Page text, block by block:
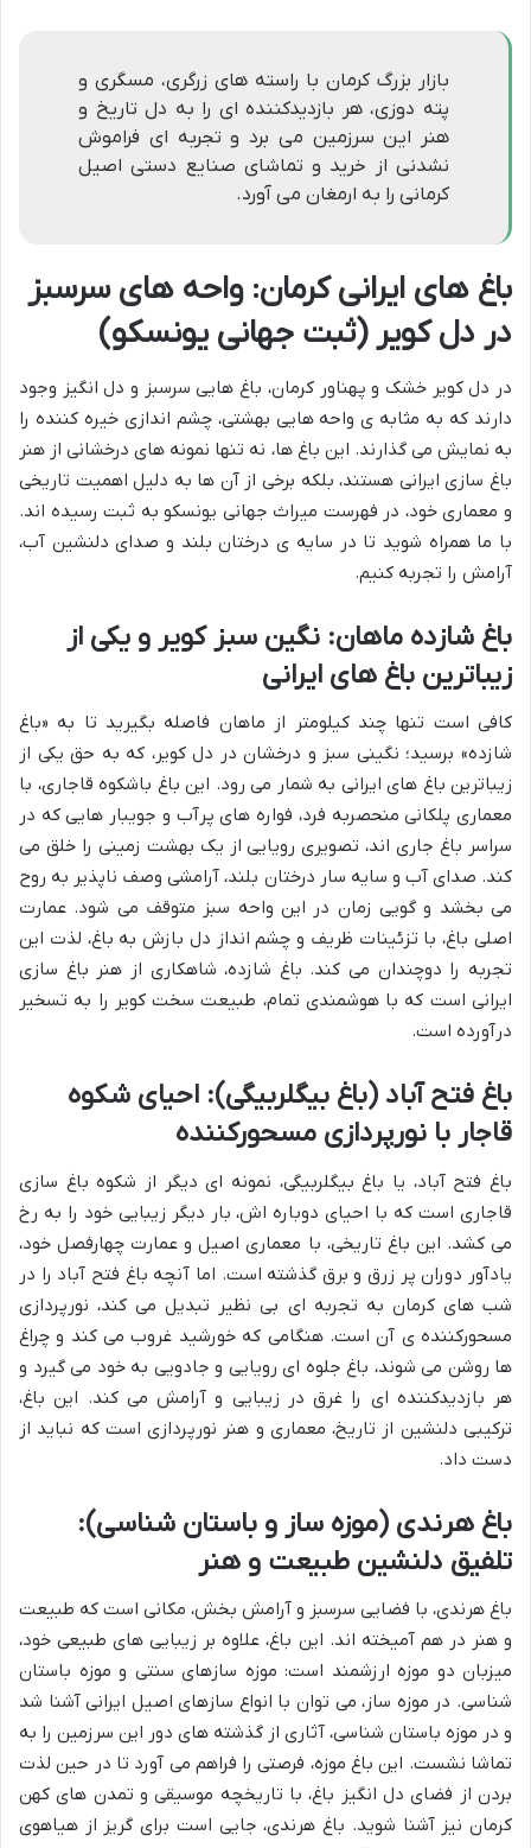
بازار بزرگ کرمان با راسته های زرگری، مسگری و
پته دوزی، هر بازدیدکننده ای را به دل تاریخ و
هنر این سرزمین می برد و تجربه ای فراموش
نشدنی از خرید و تماشای صنایع دستی اصیل
کرمانی را به ارمغان می آورد.
باغ های ایرانی کرمان: واحه های سرسبز
در دل کویر (ثبت جهانی یونسکو)
در دل کویر خشک و پهناور کرمان، باغ هایی سرسبز و دل انگیز وجود
دارند که به مثابه ی واحه هایی بهشتی، چشم اندازی خیره کننده را
به نمایش می گذارند. این باغ ها، نه تنها نمونه های درخشانی از هنر
باغ سازی ایرانی هستند، بلکه برخی از آن ها به دلیل اهمیت تاریخی
و معماری خود، در فهرست میراث جهانی یونسکو به ثبت رسیده اند.
با ما همراه شوید تا در سایه ی درختان بلند و صدای دلنشین آب،
آرامش را تجربه کنیم.
باغ شازده ماهان: نگین سبز کویر و یکی از
زیباترین باغ های ایرانی
کافی است تنها چند کیلومتر از ماهان فاصله بگیرید تا به «باغ
شازده» برسید؛ نگینی سبز و درخشان در دل کویر، که به حق یکی از
زیباترین باغ های ایرانی به شمار می رود. این باغ باشکوه قاجاری، با
معماری پلکانی منحصربه فرد، فواره های پرآب و جویبار هایی که در
سراسر باغ جاری اند، تصویری رویایی از یک بهشت زمینی را خلق می
کند. صدای آب و سایه سار درختان بلند، آرامشی وصف ناپذیر به روح
می بخشد و گویی زمان در این واحه سبز متوقف می شود. عمارت
اصلی باغ، با تزئینات ظریف و چشم انداز دل بازش به باغ، لذت این
تجربه را دوچندان می کند. باغ شازده، شاهکاری از هنر باغ سازی
ایرانی است که با هوشمندی تمام، طبیعت سخت کویر را به تسخیر
درآورده است.
باغ فتح آباد (باغ بیگلربیگی): احیای شکوه
قاجار با نورپردازی مسحورکننده
باغ فتح آباد، یا باغ بیگلربیگی، نمونه ای دیگر از شکوه باغ سازی
قاجاری است که با احیای دوباره اش، بار دیگر زیبایی خود را به رخ
می کشد. این باغ تاریخی، با معماری اصیل و عمارت چهارفصل خود،
یادآور دوران پر زرق و برق گذشته است. اما آنچه باغ فتح آباد را در
شب های کرمان به تجربه ای بی نظیر تبدیل می کند، نورپردازی
مسحورکننده ی آن است. هنگامی که خورشید غروب می کند و چراغ
ها روشن می شوند، باغ جلوه ای رویایی و جادویی به خود می گیرد و
هر بازدیدکننده ای را غرق در زیبایی و آرامش می کند. این باغ،
ترکیبی دلنشین از تاریخ، معماری و هنر نورپردازی است که نباید از
دست داد.
باغ هرندی (موزه ساز و باستان شناسی):
تلفیق دلنشین طبیعت و هنر
باغ هرندی، با فضایی سرسبز و آرامش بخش، مکانی است که طبیعت
و هنر در هم آمیخته اند. این باغ، علاوه بر زیبایی های طبیعی خود،
میزبان دو موزه ارزشمند است: موزه سازهای سنتی و موزه باستان
شناسی. در موزه ساز، می توان با انواع سازهای اصیل ایرانی آشنا شد
و در موزه باستان شناسی، آثاری از گذشته های دور این سرزمین را به
تماشا نشست. این باغ موزه، فرصتی را فراهم می آورد تا در حین لذت
بردن از فضای دل انگیز باغ، با تاریخچه موسیقی و تمدن های کهن
کرمان نیز آشنا شوید. باغ هرندی، جایی است برای گریز از هیاهوی